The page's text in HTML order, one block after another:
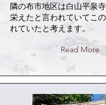
隣の布市地区は白山平泉
栄えたと言われていてこ
れていたと考えます。
Read More